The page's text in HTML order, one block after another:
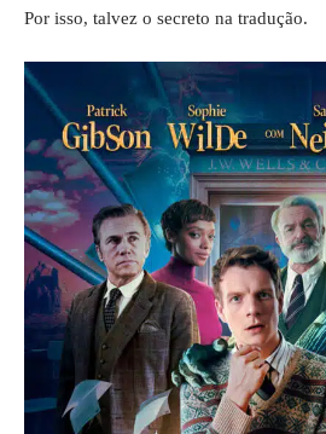
Por isso, talvez o secreto na tradução.